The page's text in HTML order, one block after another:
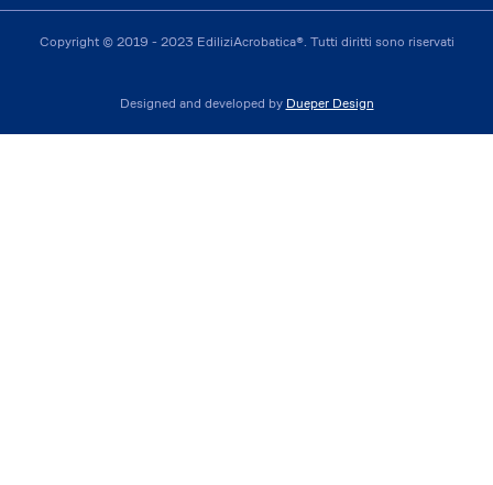
Copyright © 2019 - 2023 EdiliziAcrobatica®. Tutti diritti sono riservati
Designed and developed by Dueper Design